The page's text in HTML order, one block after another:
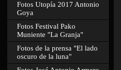
Fotos Utopía 2017 Antonio
Goya
Fotos Festival Pako
Muniente "La Granja"
Fotos de la prensa "El lado
oscuro de la luna"